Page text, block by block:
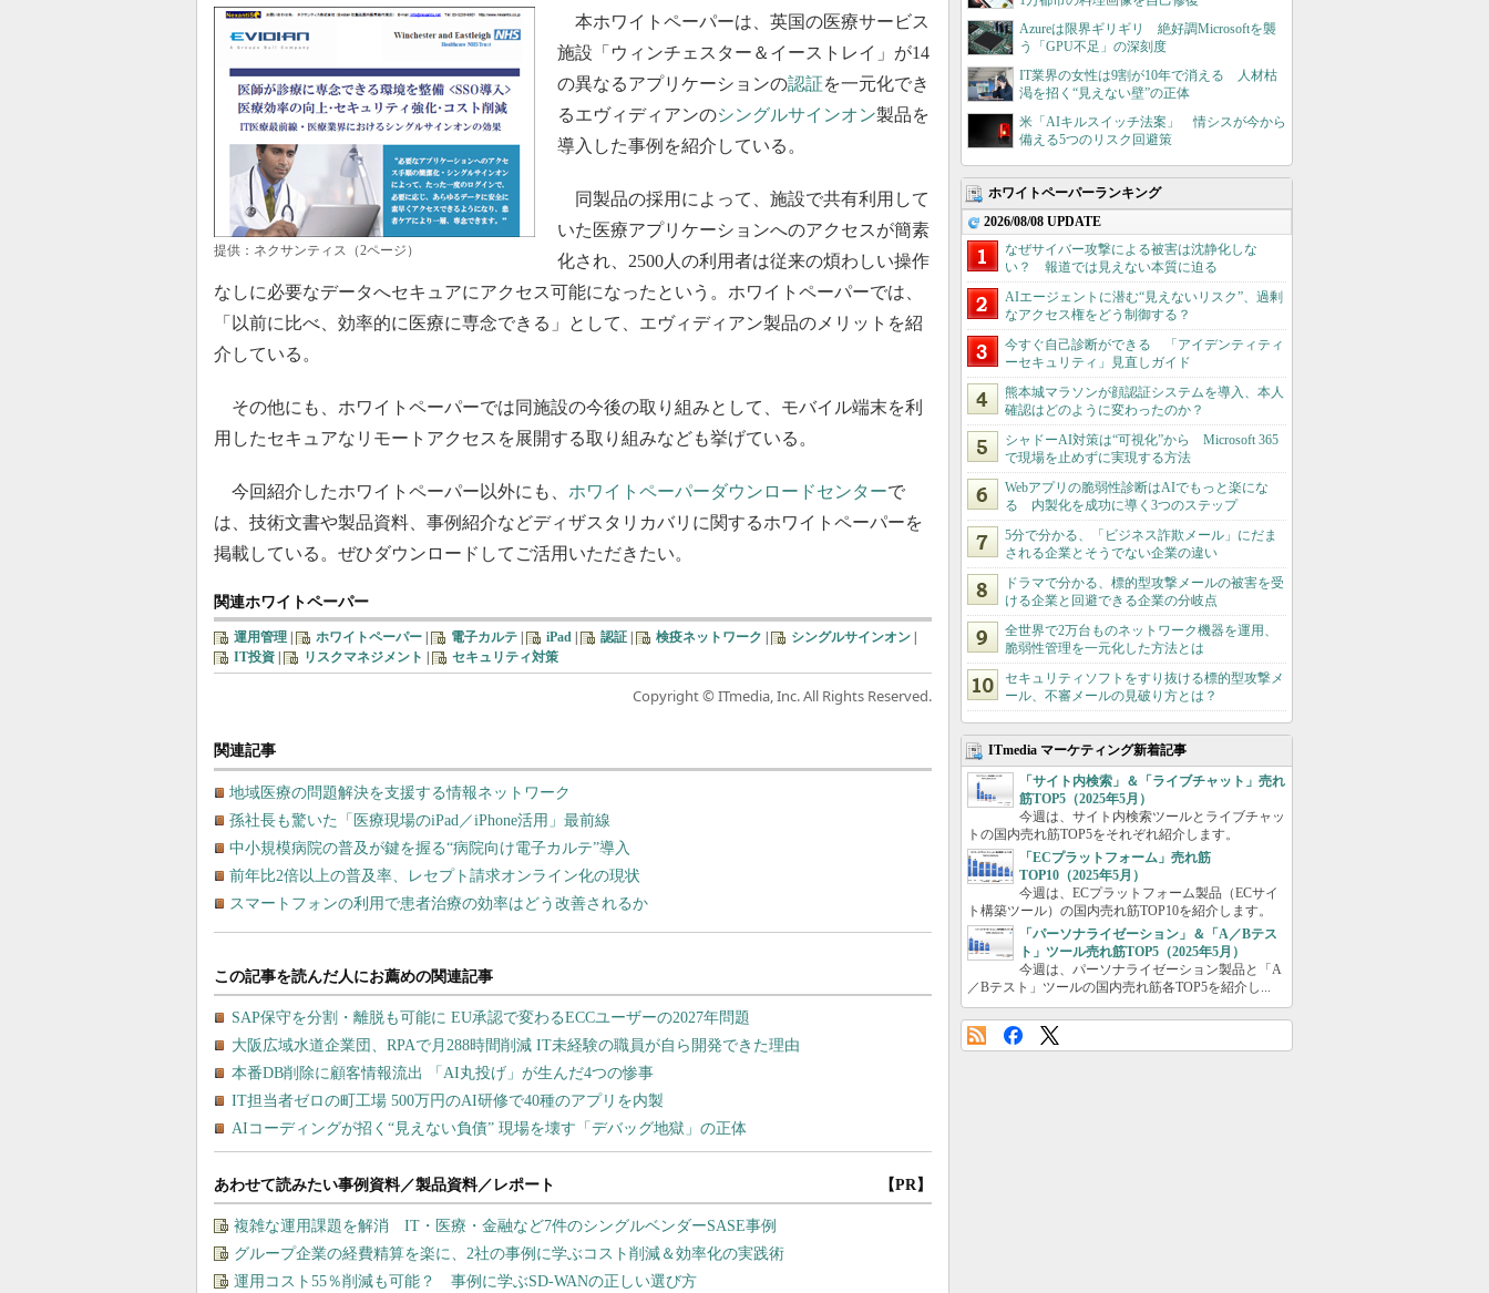
提供：ネクサンティス（2ページ）
本ホワイトペーパーは、英国の医療サービス
施設「ウィンチェスター＆イーストレイ」が14
の異なるアプリケーションの認証を一元化でき
るエヴィディアンのシングルサインオン製品を
導入した事例を紹介している。
同製品の採用によって、施設で共有利用して
いた医療アプリケーションへのアクセスが簡素
化され、2500人の利用者は従来の煩わしい操作
なしに必要なデータへセキュアにアクセス可能になったという。ホワイトペーパーでは、
「以前に比べ、効率的に医療に専念できる」として、エヴィディアン製品のメリットを紹
介している。
その他にも、ホワイトペーパーでは同施設の今後の取り組みとして、モバイル端末を利
用したセキュアなリモートアクセスを展開する取り組みなども挙げている。
今回紹介したホワイトペーパー以外にも、 ホワイトペーパーダウンロードセンターで
は、技術文書や製品資料、事例紹介などディザスタリカバリに関するホワイトペーパーを
掲載している。ぜひダウンロードしてご活用いただきたい。
関連ホワイトペーパー
運用管理 ホワイトペーパー 電子カルテ iPad 認証 検疫ネットワーク シングルサインオン
IT投資
リスクマネジメント セキュリティ対策
Copyright © ITmedia, Inc. All Rights Reserved.
関連記事
地域医療の問題解決を支援する情報ネットワーク
孫社長も驚いた「医療現場のiPad／iPhone活用」最前線
中小規模病院の普及が鍵を握る“病院向け電子カルテ”導入
前年比2倍以上の普及率、レセプト請求オンライン化の現状
スマートフォンの利用で患者治療の効率はどう改善されるか
あわせて読みたい事例資料／製品資料／レポート 【PR】
複雑な運用課題を解消 IT・医療・金融など7件のシングルベンダーSASE事例
グループ企業の経費精算を楽に、2社の事例に学ぶコスト削減＆効率化の実践術
運用コスト55％削減も可能？ 事例に学ぶSD-WANの正しい選び方
Azureは限界ギリギリ 絶好調Microsoftを襲
う「GPU不足」の深刻度
IT業界の女性は9割が10年で消える 人材枯
渇を招く“見えない壁”の正体
米「AIキルスイッチ法案」 情シスが今から
備える5つのリスク回避策
ホワイトペーパーランキング
2026/08/08 UPDATE
なぜサイバー攻撃による被害は沈静化しな
い？ 報道では見えない本質に迫る
AIエージェントに潜む“見えないリスク”、過剰
なアクセス権をどう制御する？
今すぐ自己診断ができる 「アイデンティティ
ーセキュリティ」見直しガイド
熊本城マラソンが顔認証システムを導入、本人
確認はどのように変わったのか？
シャドーAI対策は“可視化”から Microsoft 365
で現場を止めずに実現する方法
Webアプリの脆弱性診断はAIでもっと楽にな
る 内製化を成功に導く3つのステップ
5分で分かる、「ビジネス詐欺メール」にだま
される企業とそうでない企業の違い
ドラマで分かる、標的型攻撃メールの被害を受
ける企業と回避できる企業の分岐点
全世界で2万台ものネットワーク機器を運用、
脆弱性管理を一元化した方法とは
セキュリティソフトをすり抜ける標的型攻撃メ
ール、不審メールの見破り方とは？
ITmedia マーケティング新着記事
「サイト内検索」＆「ライブチャット」売れ
筋TOP5（2025年5月）
今週は、サイト内検索ツールとライブチャッ
トの国内売れ筋TOP5をそれぞれ紹介します。
「ECプラットフォーム」売れ筋
TOP10（2025年5月）
今週は、ECプラットフォーム製品（ECサイ
ト構築ツール）の国内売れ筋TOP10を紹介します。
「パーソナライゼーション」＆「A／Bテス
ト」ツール売れ筋TOP5（2025年5月）
今週は、パーソナライゼーション製品と「A
／Bテスト」ツールの国内売れ筋各TOP5を紹介し...